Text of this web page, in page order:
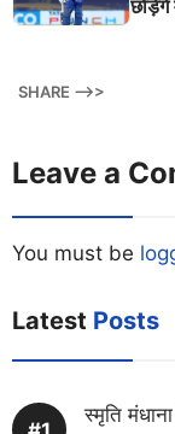
छोड़ेंगे
SHARE -->>
Leave a
You must be
Latest Posts
स्मृति